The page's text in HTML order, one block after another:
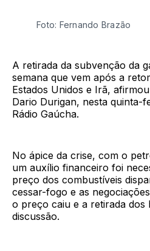
Foto: Fernando Brazão
A retirada da subvenção da
semana que vem após a
Estados Unidos e Irã,
Dario Durigan, nesta quinta-
Rádio Gaúcha.
No ápice da crise, com o
um auxílio financeiro foi
preço dos combustíveis
cessar-fogo e as
o preço caiu e a retirada
discussão.